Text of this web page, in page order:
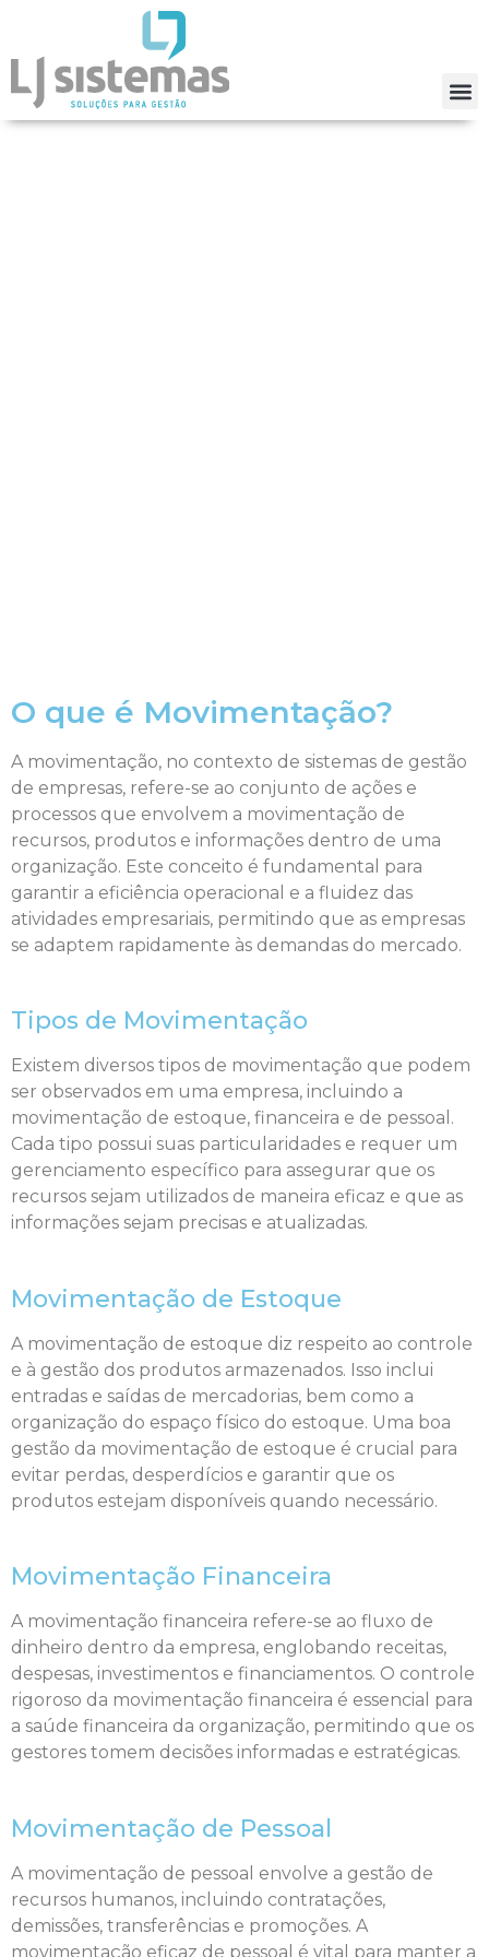
O que é Movimentação?
A movimentação, no contexto de sistemas de gestão
de empresas, refere-se ao conjunto de ações e
processos que envolvem a movimentação de
recursos, produtos e informações dentro de uma
organização. Este conceito é fundamental para
garantir a eficiência operacional e a fluidez das
atividades empresariais, permitindo que as empresas
se adaptem rapidamente às demandas do mercado.
Tipos de Movimentação
Existem diversos tipos de movimentação que podem
ser observados em uma empresa, incluindo a
movimentação de estoque, financeira e de pessoal.
Cada tipo possui suas particularidades e requer um
gerenciamento específico para assegurar que os
recursos sejam utilizados de maneira eficaz e que as
informações sejam precisas e atualizadas.
Movimentação de Estoque
A movimentação de estoque diz respeito ao controle
e à gestão dos produtos armazenados. Isso inclui
entradas e saídas de mercadorias, bem como a
organização do espaço físico do estoque. Uma boa
gestão da movimentação de estoque é crucial para
evitar perdas, desperdícios e garantir que os
produtos estejam disponíveis quando necessário.
Movimentação Financeira
A movimentação financeira refere-se ao fluxo de
dinheiro dentro da empresa, englobando receitas,
despesas, investimentos e financiamentos. O controle
rigoroso da movimentação financeira é essencial para
a saúde financeira da organização, permitindo que os
gestores tomem decisões informadas e estratégicas.
Movimentação de Pessoal
A movimentação de pessoal envolve a gestão de
recursos humanos, incluindo contratações,
demissões, transferências e promoções. A
movimentação eficaz de pessoal é vital para manter a